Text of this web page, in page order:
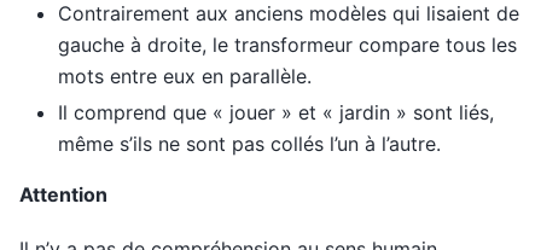
Contrairement aux anciens modèles qui lisaient de
gauche à droite, le transformeur compare tous les
mots entre eux en parallèle.
Il comprend que « jouer » et « jardin » sont liés,
même s’ils ne sont pas collés l’un à l’autre.
Attention